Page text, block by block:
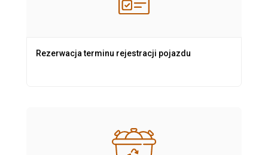
Rezerwacja terminu rejestracji pojazdu